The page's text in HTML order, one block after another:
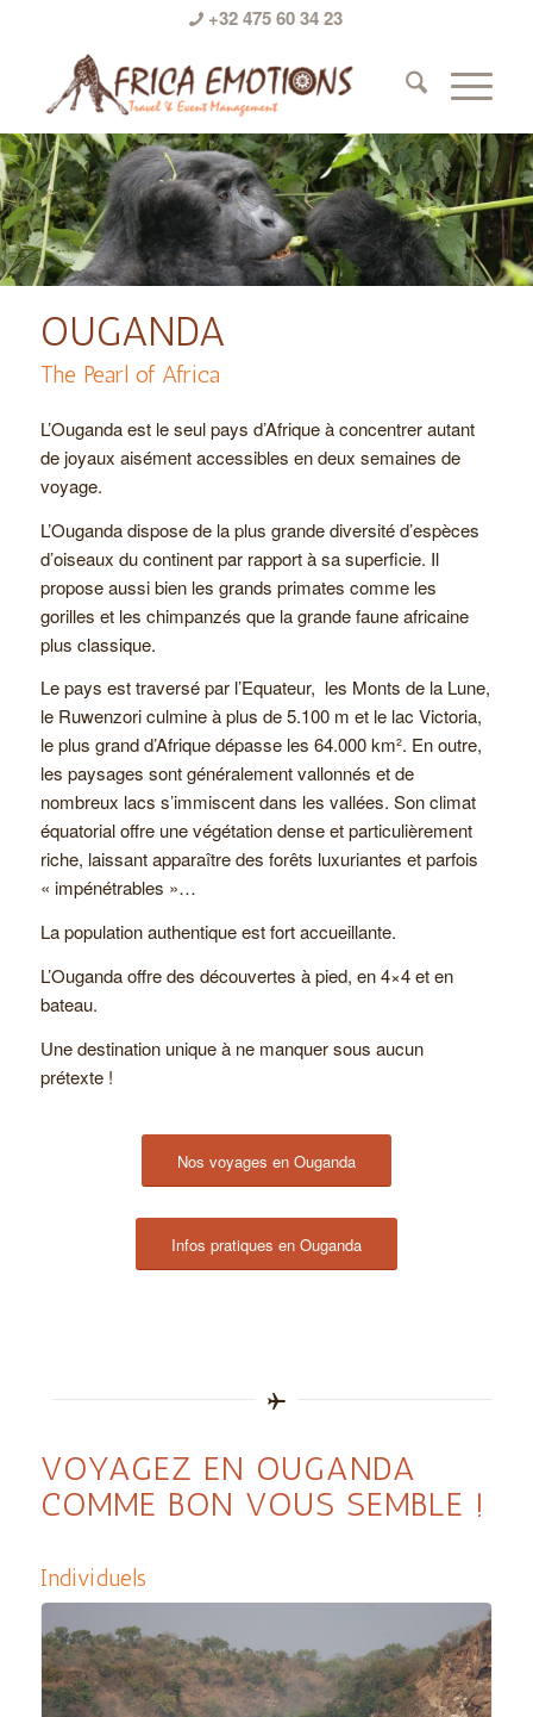
+32 475 60 34 23
OUGANDA
The Pearl of Africa
L’Ouganda est le seul pays d’Afrique à concentrer autant
de joyaux aisément accessibles en deux semaines de
voyage.
L’Ouganda dispose de la plus grande diversité d’espèces
d’oiseaux du continent par rapport à sa superficie. Il
propose aussi bien les grands primates comme les
gorilles et les chimpanzés que la grande faune africaine
plus classique.
Le pays est traversé par l’Equateur, les Monts de la Lune,
le Ruwenzori culmine à plus de 5.100 m et le lac Victoria,
le plus grand d’Afrique dépasse les 64.000 km². En outre,
les paysages sont généralement vallonnés et de
nombreux lacs s’immiscent dans les vallées. Son climat
équatorial offre une végétation dense et particulièrement
riche, laissant apparaître des forêts luxuriantes et parfois
« impénétrables »…
La population authentique est fort accueillante.
L’Ouganda offre des découvertes à pied, en 4×4 et en
bateau.
Une destination unique à ne manquer sous aucun
prétexte !
Nos voyages en Ouganda
Infos pratiques en Ouganda
VOYAGEZ EN OUGANDA
COMME BON VOUS SEMBLE !
Individuels